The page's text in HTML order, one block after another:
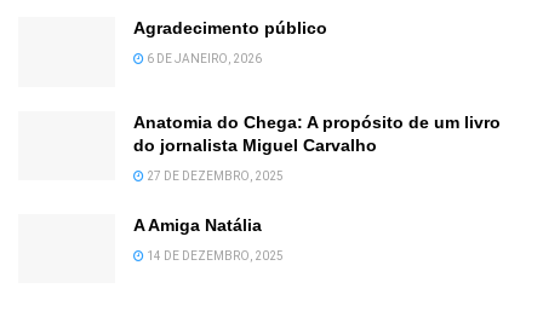
Agradecimento público
6 DE JANEIRO, 2026
Anatomia do Chega: A propósito de um livro
do jornalista Miguel Carvalho
27 DE DEZEMBRO, 2025
A Amiga Natália
14 DE DEZEMBRO, 2025